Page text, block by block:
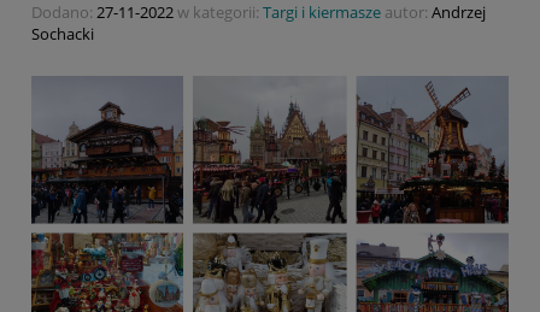
Dodano: 27-11-2022w kategorii: Targi i kiermasze autor: Andrzej
Sochacki